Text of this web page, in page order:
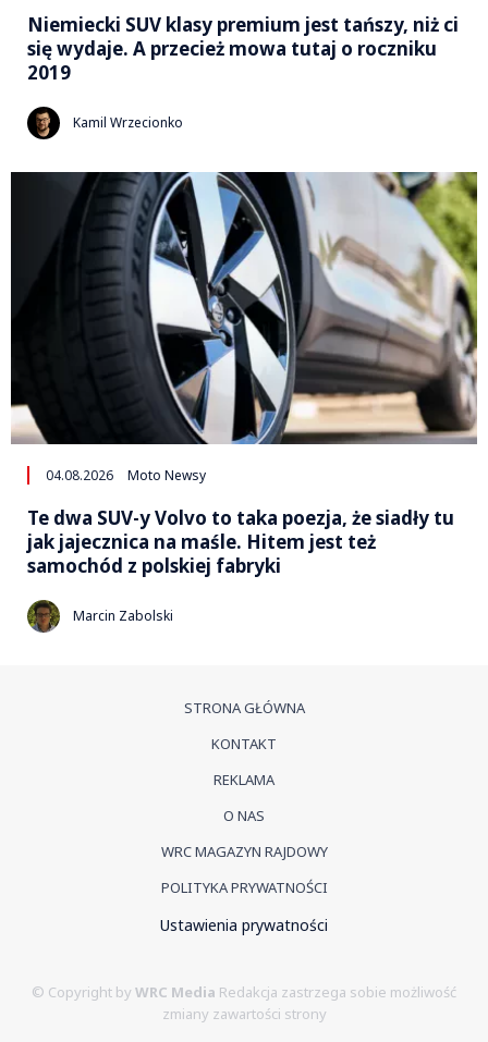
Niemiecki SUV klasy premium jest tańszy, niż ci
się wydaje. A przecież mowa tutaj o roczniku
2019
Kamil Wrzecionko
04.08.2026 Moto Newsy
Te dwa SUV-y Volvo to taka poezja, że siadły tu
jak jajecznica na maśle. Hitem jest też
samochód z polskiej fabryki
Marcin Zabolski
STRONA GŁÓWNA
KONTAKT
REKLAMA
O NAS
WRC MAGAZYN RAJDOWY
POLITYKA PRYWATNOŚCI
Ustawienia prywatności
© Copyright by WRC Media Redakcja zastrzega sobie możliwość
zmiany zawartości strony